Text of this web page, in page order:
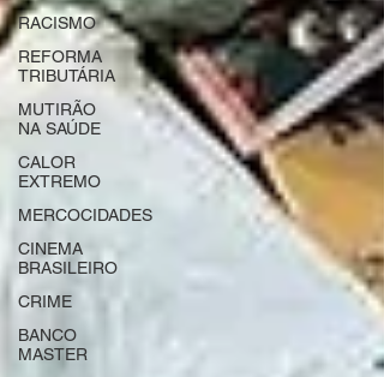
RACISMO
REFORMA
TRIBUTÁRIA
MUTIRÃO
NA SAÚDE
CALOR
EXTREMO
MERCOCIDADES
CINEMA
BRASILEIRO
CRIME
BANCO
MASTER